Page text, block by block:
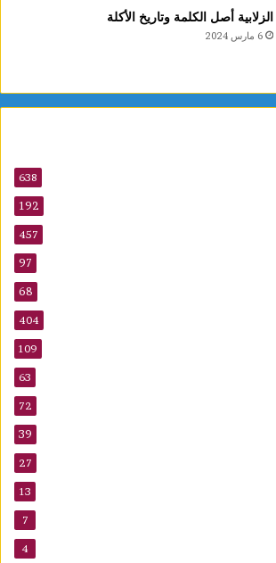
الزلابية أصل الكلمة وتاريخ الأكلة
6 مارس 2024
638
192
457
97
68
404
109
63
72
39
27
13
7
4